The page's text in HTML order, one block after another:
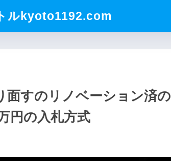
ルkyoto1192.com
面すのリノベーション済の
円の入札方式